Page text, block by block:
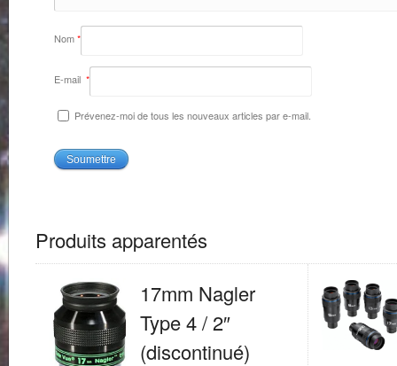
Nom*
E-mail *
Prévenez-moi de tous les nouveaux articles par e-mail.
Produits apparentés
17mm Nagler
Type 4 / 2″
(discontinué)